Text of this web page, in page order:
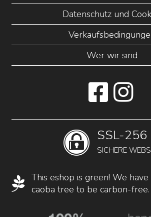
Datenschutz und
Wer wir sind
SSL-256
SICHERE
This eshop is green! We
caoba tree to be carbon-free.